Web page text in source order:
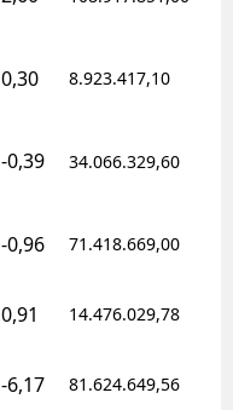
0,30 8.923.417,10
-0,39 34.066.329,60
-0,96 71.418.669,00
0,91 14.476.029,78
-6,17 81.624.649,56